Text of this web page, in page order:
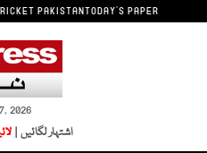
PAKISTANTODAY'S PAPER
2026
اشتہار لگائیں |